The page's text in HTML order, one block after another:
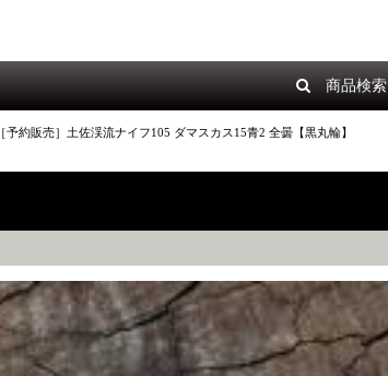
商品検索
［予約販売］土佐渓流ナイフ105 ダマスカス15青2 全曇【黒丸輪】